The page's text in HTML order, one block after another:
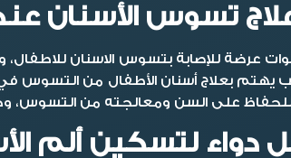
تسوس الأسنان عند
في عمر 4 سنوات عرضة للإصابة بتسوس
يهتم بعلاج أسنان الأطفال من التسوس في
على السن ومعالجته من التسوس،
دواء لتسكين ألم